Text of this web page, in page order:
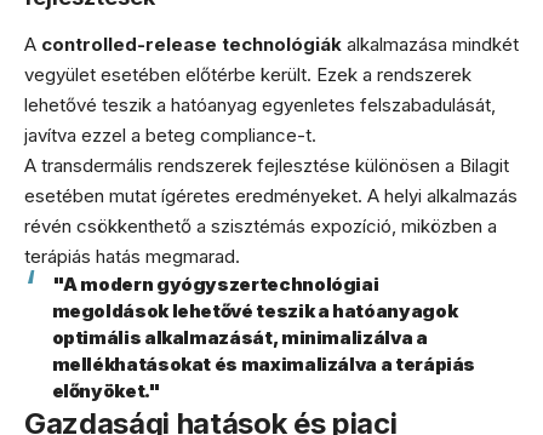
A controlled-release technológiák alkalmazása mindkét
vegyület esetében előtérbe került. Ezek a rendszerek
lehetővé teszik a hatóanyag egyenletes felszabadulását,
javítva ezzel a beteg compliance-t.
A transdermális rendszerek fejlesztése különösen a Bilagit
esetében mutat ígéretes eredményeket. A helyi alkalmazás
révén csökkenthető a szisztémás expozíció, miközben a
terápiás hatás megmarad.
"A modern gyógyszertechnológiai
megoldások lehetővé teszik a hatóanyagok
optimális alkalmazását, minimalizálva a
mellékhatásokat és maximalizálva a terápiás
előnyöket."
Gazdasági hatások és piaci